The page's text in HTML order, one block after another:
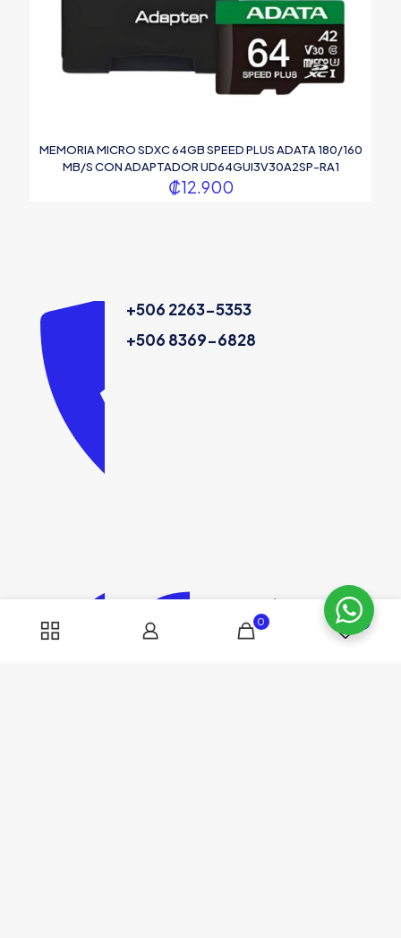
MEMORIA MICRO SDXC 64GB SPEED PLUS ADATA 180/160
MB/S CON ADAPTADOR UD64GUI3V30A2SP-RA1
₡12.900
+506 2263-5353
+506 8369-6828
0 0